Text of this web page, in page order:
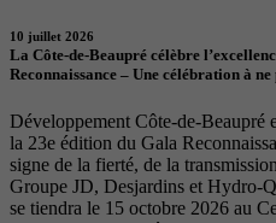
10 juillet 2026
La Côte-de-Beaupré célèbre
Reconnaissance – Une célébration à
Développement Côte-de-Beaupré
la 23e édition du Gala
signe de la fierté, de la
Groupe JD, Desjardins et Hydro-
se tiendra le 15 octobre 2026 au